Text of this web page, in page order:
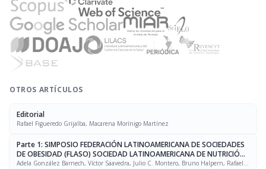
OTROS ARTÍCULOS
Editorial
Rafael Figueredo Grijalba, Macarena Morínigo Martínez
Parte 1: SIMPOSIO FEDERACIÓN LATINOAMERICANA DE SOCIEDADES
DE OBESIDAD (FLASO) SOCIEDAD LATINOAMERICANA DE NUTRICIÓN
(SLAN)
Adela González Barnech, Víctor Saavedra, Julio C. Montero, Bruno Halpern, Rafael